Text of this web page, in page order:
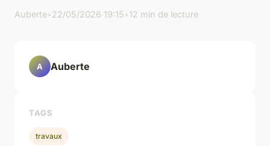
Auberte•22/05/2026 19:15•12 min de lecture
A Auberte
TAGS
travaux